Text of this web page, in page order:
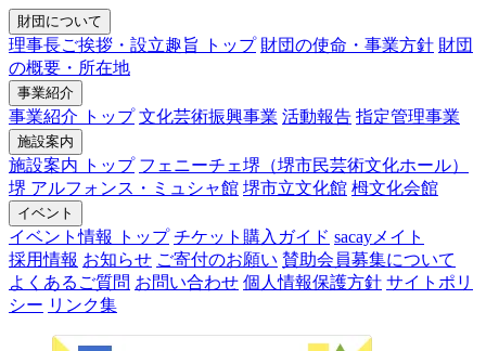
財団について
理事長ご挨拶・設立趣旨 トップ 財団の使命・事業方針 財団
の概要・所在地
事業紹介
事業紹介 トップ 文化芸術振興事業 活動報告 指定管理事業
施設案内
施設案内 トップ フェニーチェ堺（堺市民芸術文化ホール）
堺 アルフォンス・ミュシャ館 堺市立文化館 栂文化会館
イベント
イベント情報 トップ チケット購入ガイド sacayメイト
採用情報 お知らせ ご寄付のお願い 賛助会員募集について
よくあるご質問 お問い合わせ 個人情報保護方針 サイトポリ
シー リンク集